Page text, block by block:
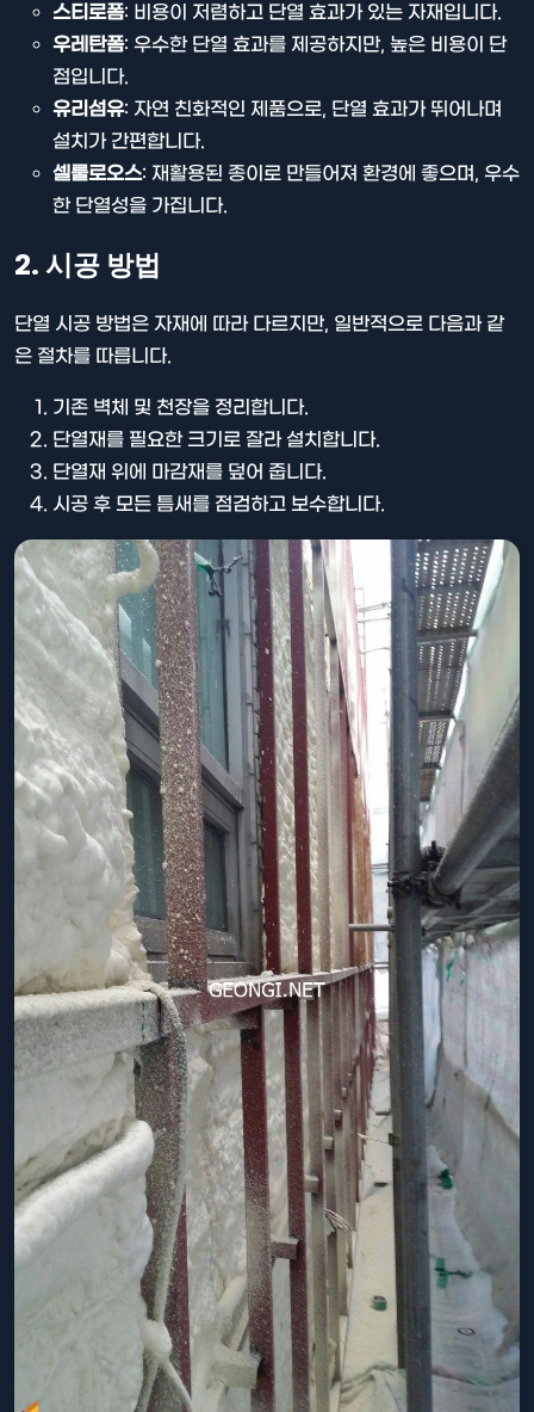
스티로폼: 비용이 저렴하고 단열 효과가 있는 자재입니다.
우레탄폼: 우수한 단열 효과를 제공하지만, 높은 비용이 단
점입니다.
유리섬유: 자연 친화적인 제품으로, 단열 효과가 뛰어나며
설치가 간편합니다.
셀룰로오스: 재활용된 종이로 만들어져 환경에 좋으며, 우수
한 단열성을 가집니다.
2. 시공 방법
단열 시공 방법은 자재에 따라 다르지만, 일반적으로 다음과 같
은 절차를 따릅니다.
기존 벽체 및 천장을 정리합니다.
단열재를 필요한 크기로 잘라 설치합니다.
단열재 위에 마감재를 덮어 줍니다.
시공 후 모든 틈새를 점검하고 보수합니다.